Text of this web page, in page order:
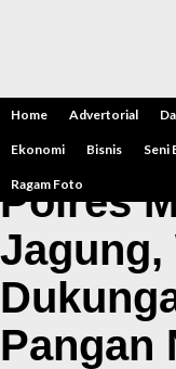
Home Advertorial
Ekonomi Bisnis Seni
Ragam Foto
Polres
Jagung,
Pangan